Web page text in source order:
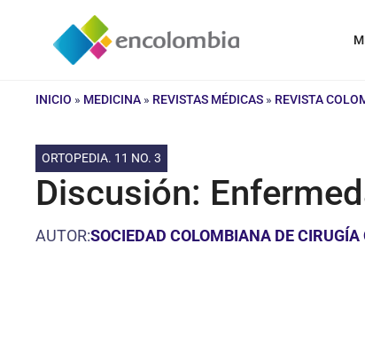
contenido
INICIO » MEDICINA » REVISTAS MÉDICAS » REVISTA
ORTOPEDIA. 11 NO. 3
Discusión:
AUTOR:SOCIEDAD COLOMBIANA DE